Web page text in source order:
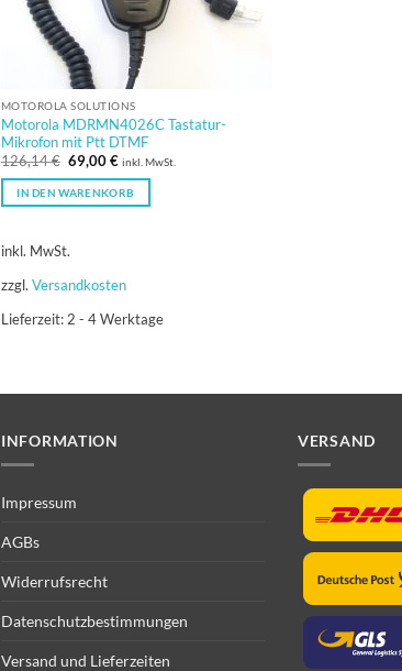
MOTOROLA SOLUTIONS
Motorola MDRMN4026C Tastatur-
Mikrofon mit Ptt DTMF
126,14€ Ursprünglicher
Preis
war:
126,14 €
69,00€Aktueller
ist:
69,00 €.
inkl. MwSt.
IN DEN WARENKORB
inkl. MwSt.
zzgl. Versandkosten
Lieferzeit: 2 - 4 Werktage
INFORMATION
Impressum
AGBs
Widerrufsrecht
Datenschutzbestimmungen
Versand und Lieferzeiten
VERSAND